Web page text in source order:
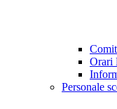
Orari
Personale